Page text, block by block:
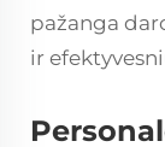
pažanga
ir